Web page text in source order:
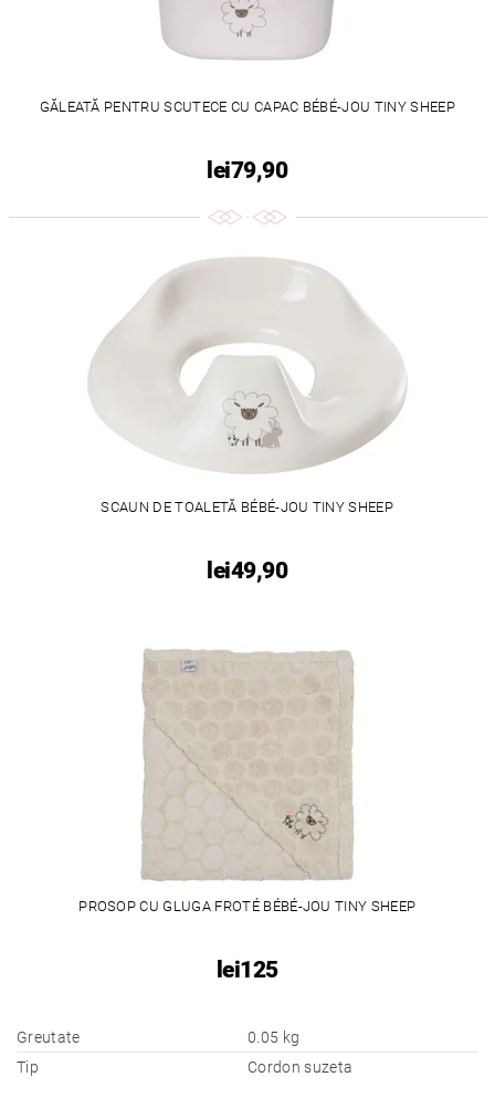
GĂLEATĂ PENTRU SCUTECE CU CAPAC BÉBÉ-JOU TINY SHEEP
lei79,90
SCAUN DE TOALETĂ BÉBÉ-JOU TINY SHEEP
lei49,90
PROSOP CU GLUGA FROTÉ BÉBÉ-JOU TINY SHEEP
lei125
Greutate
0.05 kg
Tip
Cordon suzeta